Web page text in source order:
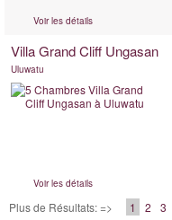
Voir les détails
Villa Grand Cliff Ungasan
Uluwatu
Voir les détails
Plus de Résultats: => 1 2 3